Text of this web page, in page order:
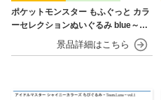
ポケットモンスター もふぐっと カラ
ーセレクションぬいぐるみ blue～カ
イオーガ・ポッチャマ～